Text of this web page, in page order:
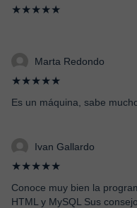
★★★★★
Marta Redondo
★★★★★
Es un máquina, sabe
Ivan Gallardo
★★★★★
Conoce muy bien la
HTML y MySQL Sus